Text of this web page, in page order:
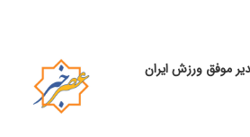
موفق ورزش ایران